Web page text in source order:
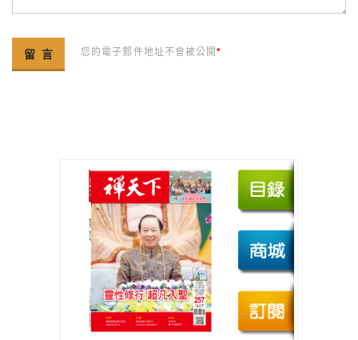
您的電子郵件地址不會被公開*